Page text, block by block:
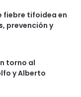
fiebre tifoidea en
prevención y
torno al
y Alberto